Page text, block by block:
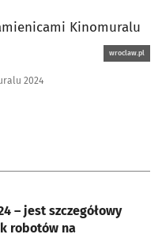
wroclaw.pl
2024
– jest szczegółowy
robotów na